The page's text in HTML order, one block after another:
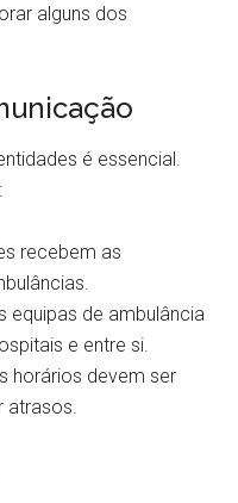
alguns dos
é essencial.
recebem as
equipas de ambulância
e entre si.
horários devem ser
atrasos.